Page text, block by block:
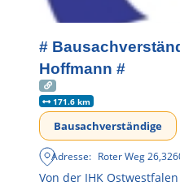
#
Hoffmann #
171.6 km
Bausachverständige
Adresse: Roter Weg 26,
Von der IHK